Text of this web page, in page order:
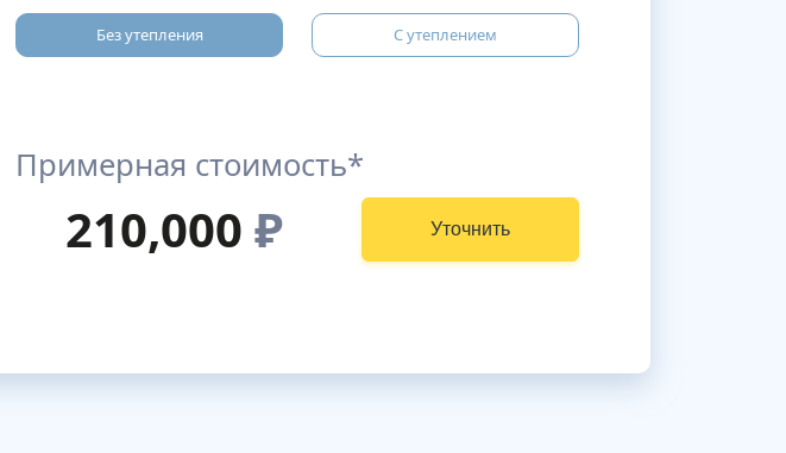
Без утепления С утеплением
Примерная стоимость*
210,000 ₽ Уточнить